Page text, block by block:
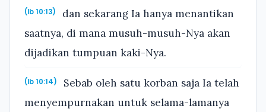
(Ib 10:13)
dan sekarang Ia hanya menantikan
saatnya, di mana musuh-musuh-Nya akan
dijadikan tumpuan kaki-Nya.
(Ib 10:14)
Sebab oleh satu korban saja Ia telah
menyempurnakan untuk selama-lamanya